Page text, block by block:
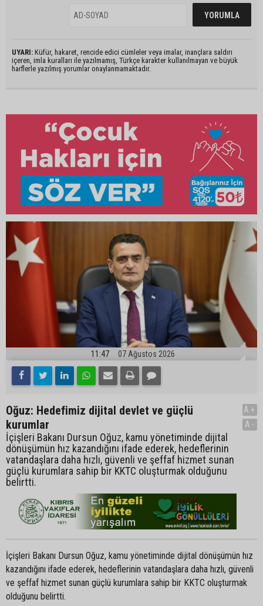
UYARI: Küfür, hakaret, rencide edici cümleler veya imalar, inançlara saldırı
içeren, imla kuralları ile yazılmamış, Türkçe karakter kullanılmayan ve büyük
harflerle yazılmış yorumlar onaylanmamaktadır.
11:47 07 Ağustos 2026
Oğuz: Hedefimiz dijital devlet ve güçlü
kurumlar
İçişleri Bakanı Dursun Oğuz, kamu yönetiminde dijital
dönüşümün hız kazandığını ifade ederek, hedeflerinin
vatandaşlara daha hızlı, güvenli ve şeffaf hizmet sunan
güçlü kurumlara sahip bir KKTC oluşturmak olduğunu
belirtti.
A+
A-
İçişleri Bakanı Dursun Oğuz, kamu yönetiminde dijital dönüşümün hız
kazandığını ifade ederek, hedeflerinin vatandaşlara daha hızlı, güvenli
ve şeffaf hizmet sunan güçlü kurumlara sahip bir KKTC oluşturmak
olduğunu belirtti.